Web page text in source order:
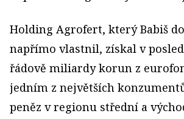
Holding Agrofert, který Babiš
napřímo vlastnil, získal v
řádově miliardy korun z
jedním z největších
peněz v regionu střední a